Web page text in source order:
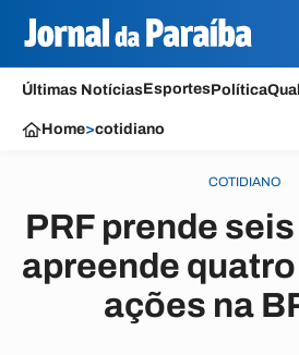
Últimas NotíciasEsportesPolítica
Home>cotidiano
COTIDIANO
PRF prende
apreende
ações na